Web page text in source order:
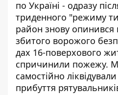
по Україні - одразу
триденного "режиму
район знову опинився
збитого ворожого
дах 16-поверхового
спричинили пожежу.
самостійно
прибуття